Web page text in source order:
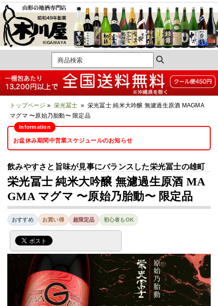
トップページ » 栄光冨士 » 栄光冨士 純米大吟醸 無濾過生原酒 MAGMA
マグマ 〜原始乃胎動〜 限定品
お盆休み期間中営業スケジュールのお知らせ
飲みやすさと旨味が見事にバランスした栄光冨士の雄町
栄光冨士 純米大吟醸 無濾過生原酒 MA
GMA マグマ 〜原始乃胎動〜 限定品
おすすめ お買い得 超限定品 初心者もOK